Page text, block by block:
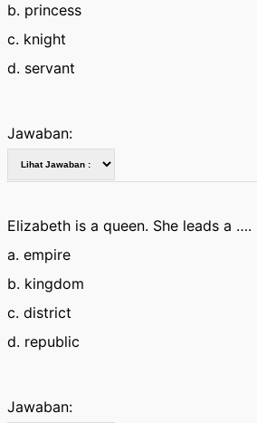
b. princess
c. knight
d. servant
Jawaban:
Elizabeth is a queen. She leads a ….
a. empire
b. kingdom
c. district
d. republic
Jawaban: